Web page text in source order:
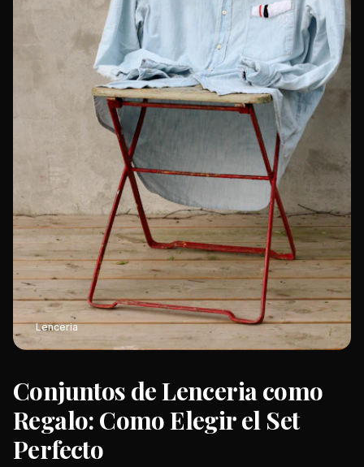
Lenceria
Conjuntos de Lenceria como
Regalo: Como Elegir el Set
Perfecto